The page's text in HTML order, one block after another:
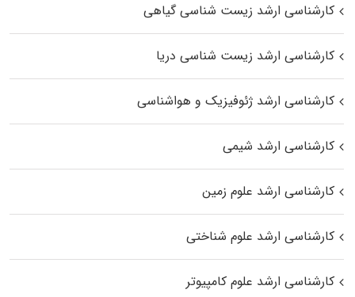
کارشناسی ارشد زیست‌ شناسی گیاهی
کارشناسی ارشد زیست‌ شناسی دریا
کارشناسی ارشد ژئوفیزیک و هواشناسی
کارشناسی ارشد شیمی
کارشناسی ارشد علوم زمین
کارشناسی ارشد علوم شناختی
کارشناسی ارشد علوم کامپیوتر